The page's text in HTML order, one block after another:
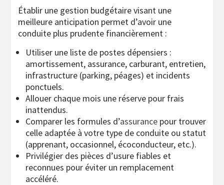
Établir une gestion budgétaire visant une
meilleure anticipation permet d’avoir une
conduite plus prudente financièrement :
Utiliser une liste de postes dépensiers :
amortissement, assurance, carburant, entretien,
infrastructure (parking, péages) et incidents
ponctuels.
Allouer chaque mois une réserve pour frais
inattendus.
Comparer les formules d’assurance pour trouver
celle adaptée à votre type de conduite ou statut
(apprenant, occasionnel, écoconducteur, etc.).
Privilégier des pièces d’usure fiables et
reconnues pour éviter un remplacement
accéléré.